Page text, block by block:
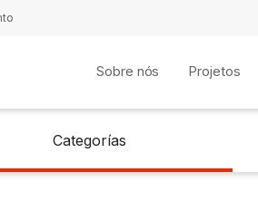
Sobre nós Projetos
Categorías